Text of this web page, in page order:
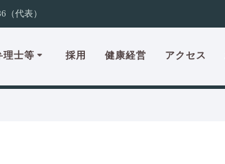
（代表）
理士等 採用 健康経営 アクセス